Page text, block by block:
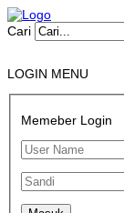
Cari
LOGIN MENU
Memeber Login